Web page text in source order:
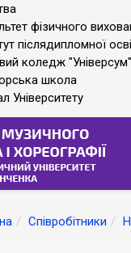
фізичного
післядипломної
коледж "Універсум"
школа
Університету
Співробітники